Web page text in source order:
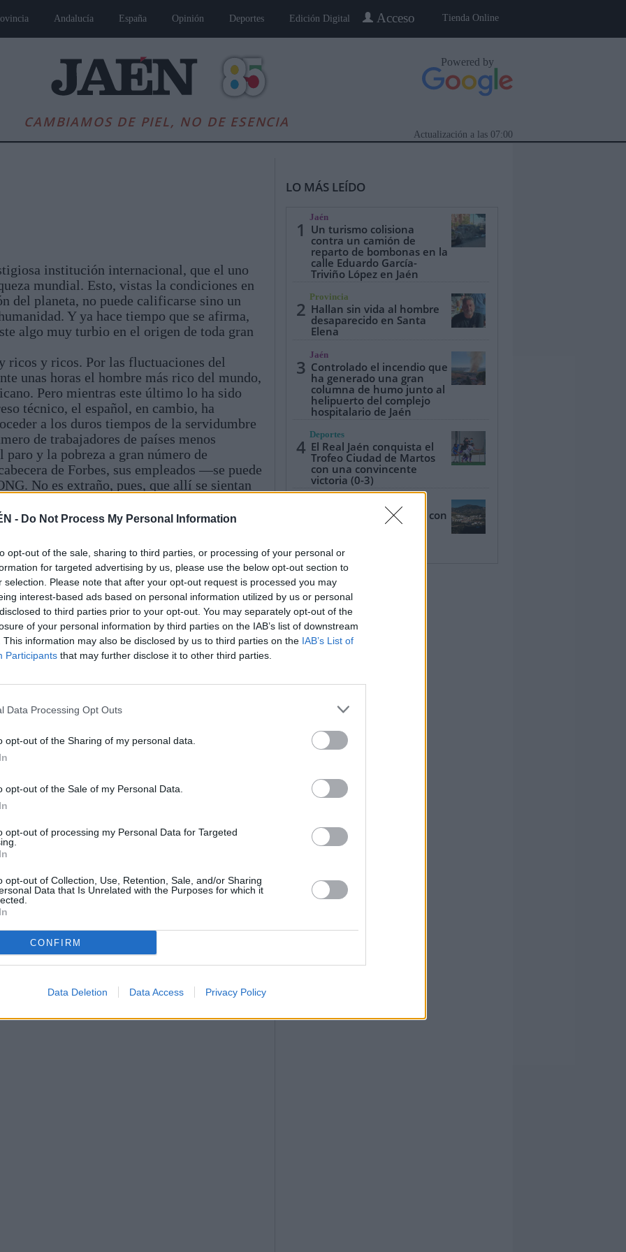
- Do Not Process My Personal Information
opt-out of the sale, sharing to third parties, or processing of your personal or
for targeted advertising by us, please use the below opt-out section to
selection. Please note that after your opt-out request is processed you may
interest-based ads based on personal information utilized by us or personal
to third parties prior to your opt-out. You may separately opt-out of the
of your personal information by third parties on the IAB’s list of downstream
This information may also be disclosed by us to third parties on the IAB’s List of
Participants that may further disclose it to other third parties.
Data Processing Opt Outs
opt-out of the Sharing of my personal data.
opt-out of the Sale of my Personal Data.
opt-out of processing my Personal Data for Targeted
opt-out of Collection, Use, Retention, Sale, and/or Sharing
Data that Is Unrelated with the Purposes for which it
CONFIRM
Data Deletion Data Access Privacy Policy
Tienda Online
Acceso
Andalucía España Opinión Deportes Edición Digital
CAMBIAMOS DE PIEL, NO DE ESENCIA
Powered by
07:00
Actualización a las
Andalucía Internacional Opinión Cultura Deportes Jaén, Pueblo a Pueblo Gente
institución internacional, que el uno
mundial. Esto, vistas la condiciones en
del planeta, no puede calificarse sino un
Y ya hace tiempo que se afirma,
algo muy turbio en el origen de toda gran
ricos y ricos. Por las fluctuaciones del
unas horas el hombre más rico del mundo,
Pero mientras este último lo ha sido
técnico, el español, en cambio, ha
a los duros tiempos de la servidumbre
de trabajadores de países menos
y la pobreza a gran número de
de Forbes, sus empleados —se puede
No es extraño, pues, que allí se sientan
aquí, donde incluso regiones enteras, en
pretenden separarse, impulsados a veces
de corrupción económica.
LO MÁS LEÍDO
1
Jaén
Un turismo colisiona
contra un camión de
reparto de bombonas en la
calle Eduardo García-
Triviño López en Jaén
2
Provincia
Hallan sin vida al hombre
desaparecido en Santa
Elena
3
Jaén
Controlado el incendio que
ha generado una gran
columna de humo junto al
helipuerto del complejo
hospitalario de Jaén
4
Deportes
El Real Jaén conquista el
Trofeo Ciudad de Martos
con una convincente
victoria (0-3)
Estos son los 5 pueblos con
menos vecinos de la